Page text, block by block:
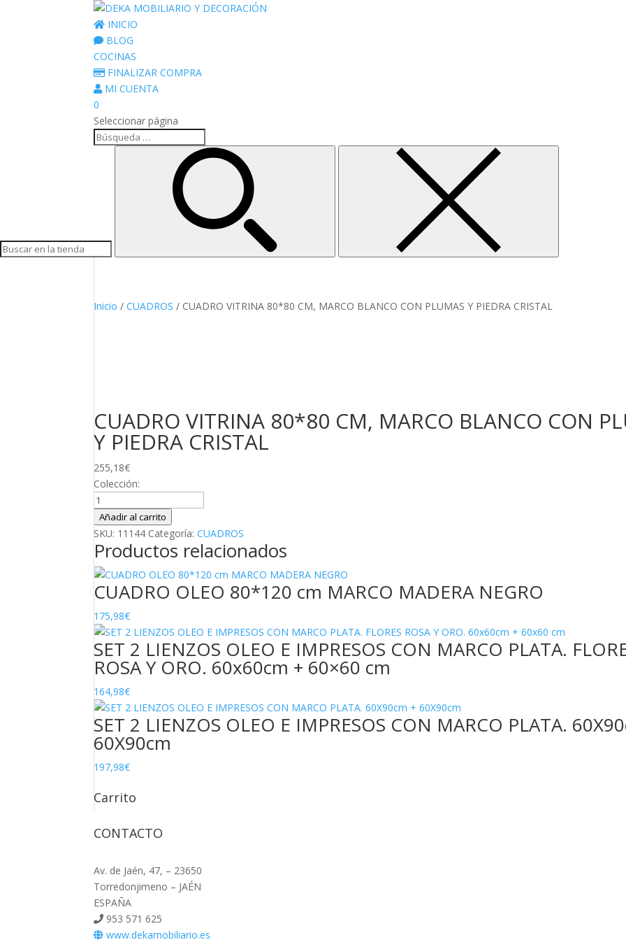
INICIO
BLOG
COCINAS
FINALIZAR COMPRA
MI CUENTA
0
Seleccionar página
Inicio /CUADROS / CUADRO VITRINA 80*80 CM, MARCO BLANCO CON PLUMAS Y PIEDRA CRISTAL
CUADRO VITRINA 80*80 CM, MARCO BLANCO CON
Y PIEDRA CRISTAL
255,18€
Colección:
CUADRO
VITRINA
80*80
CM,
MARCO
BLANCO
CON
PLUMAS
Y
PIEDRA
CRISTAL
cantidad
Añadir al carrito
SKU: 11144 Categoría:CUADROS
Productos relacionados
CUADRO OLEO 80*120 cm MARCO MADERA NEGRO
175,98€
SET 2 LIENZOS OLEO E IMPRESOS CON MARCO PLATA.
ROSA Y ORO. 60x60cm + 60×60 cm
164,98€
SET 2 LIENZOS OLEO E IMPRESOS CON MARCO PLATA.
60X90cm
197,98€
Carrito
CONTACTO
Av. de Jaén, 47, – 23650
Torredonjimeno – JAÉN
ESPAÑA
953 571 625
www.dekamobiliario.es